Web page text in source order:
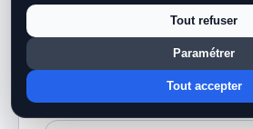
Quel est l'impact
de ces systèmes ?
Tout refuser
Paramétrer
Tout accepter